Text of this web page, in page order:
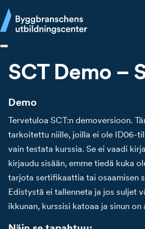
SCT Demo –
Demo
Tervetuloa SCT:n demoversioon.
tarkoitettu niille, joilla ei ole ID06-
vain testata kurssia. Se ei vaadi
kirjaudu sisään, emme tiedä kuka
tarjota sertifikaattia tai osaamisen
Edistystä ei tallenneta ja jos suljet
ikkunan, kurssisi katoaa ja sinun